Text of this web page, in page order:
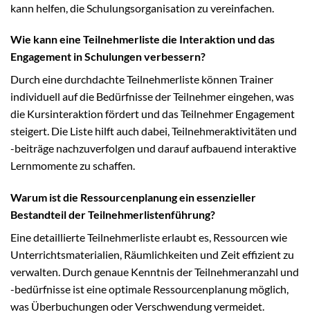
kann helfen, die Schulungsorganisation zu vereinfachen.
Wie kann eine Teilnehmerliste die Interaktion und das
Engagement in Schulungen verbessern?
Durch eine durchdachte Teilnehmerliste können Trainer
individuell auf die Bedürfnisse der Teilnehmer eingehen, was
die Kursinteraktion fördert und das Teilnehmer Engagement
steigert. Die Liste hilft auch dabei, Teilnehmeraktivitäten und
-beiträge nachzuverfolgen und darauf aufbauend interaktive
Lernmomente zu schaffen.
Warum ist die Ressourcenplanung ein essenzieller
Bestandteil der Teilnehmerlistenführung?
Eine detaillierte Teilnehmerliste erlaubt es, Ressourcen wie
Unterrichtsmaterialien, Räumlichkeiten und Zeit effizient zu
verwalten. Durch genaue Kenntnis der Teilnehmeranzahl und
-bedürfnisse ist eine optimale Ressourcenplanung möglich,
was Überbuchungen oder Verschwendung vermeidet.